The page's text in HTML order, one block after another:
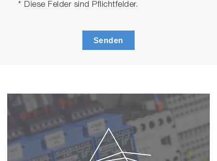
* Diese Felder sind Pflichtfelder.
Senden